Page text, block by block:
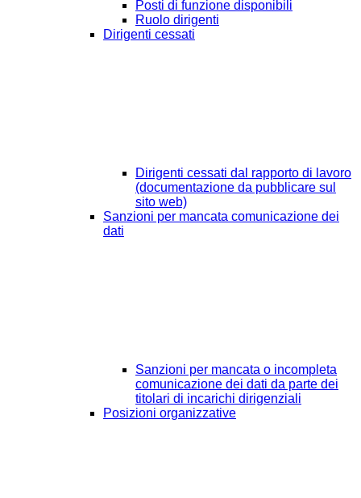
Posti di funzione disponibili
Ruolo dirigenti
Dirigenti cessati
Dirigenti cessati dal rapporto di lavoro
(documentazione da pubblicare sul
sito web)
Sanzioni per mancata comunicazione dei
dati
Sanzioni per mancata o incompleta
comunicazione dei dati da parte dei
titolari di incarichi dirigenziali
Posizioni organizzative